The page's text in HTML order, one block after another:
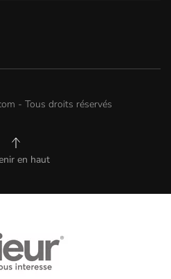
- Tous droits réservés
en haut